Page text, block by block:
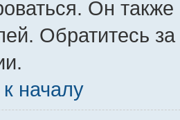
Он
Обратитесь
началу